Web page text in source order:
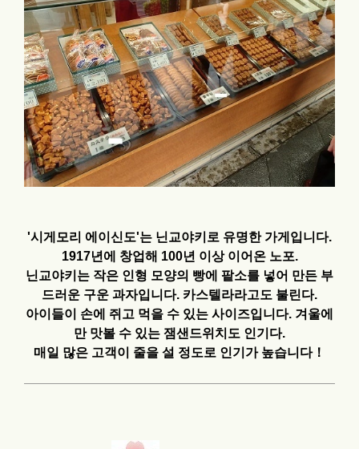
'시게모리 에이신도'는 닌교야키로 유명한 가게입니다.
1917년에 창업해 100년 이상 이어온 노포.
닌교야키는 작은 인형 모양의 빵에 팥소를 넣어 만든 부
드러운 구운 과자입니다. 카스텔라라고도 불린다.
아이들이 손에 쥐고 먹을 수 있는 사이즈입니다. 겨울에
만 맛볼 수 있는 잼샌드위치도 인기다.
매일 많은 고객이 줄을 설 정도로 인기가 높습니다！